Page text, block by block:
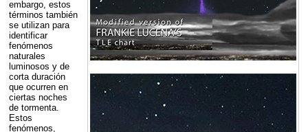
embargo, estos
términos también
se utilizan para
identificar
fenómenos
naturales
luminosos y de
corta duración
que ocurren en
ciertas noches
de tormenta.
Estos
fenómenos,